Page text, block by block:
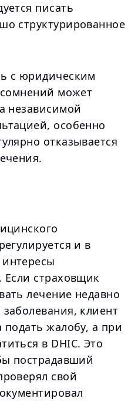
писать
структурированное
с юридическим
может
независимой
особенно
отказывается
и в
Если страховщик
лечение недавно
клиент
подать жалобу, а при
в DHIC. Это
пострадавший
свой